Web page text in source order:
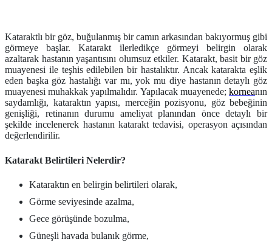
Kataraktlı bir göz, buğulanmış bir camın arkasından bakıyormuş gibi
görmeye başlar. Katarakt ilerledikçe görmeyi belirgin olarak
azaltarak hastanın yaşantısını olumsuz etkiler. Katarakt, basit bir göz
muayenesi ile teşhis edilebilen bir hastalıktır. Ancak katarakta eşlik
eden başka göz hastalığı var mı, yok mu diye hastanın detaylı göz
muayenesi muhakkak yapılmalıdır. Yapılacak muayenede; korneanın
saydamlığı, kataraktın yapısı, merceğin pozisyonu, göz bebeğinin
genişliği, retinanın durumu ameliyat planından önce detaylı bir
şekilde incelenerek hastanın katarakt tedavisi, operasyon açısından
değerlendirilir.
Katarakt Belirtileri Nelerdir?
Kataraktın en belirgin belirtileri olarak,
Görme seviyesinde azalma,
Gece görüşünde bozulma,
Güneşli havada bulanık görme,